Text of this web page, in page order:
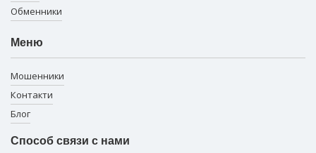
Обменники
Меню
Мошенники
Контакти
Блог
Способ связи с нами